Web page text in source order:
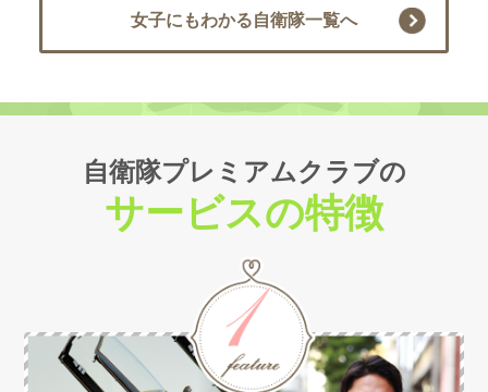
女子にもわかる自衛隊一覧へ
自衛隊プレミアムクラブの
サービスの特徴